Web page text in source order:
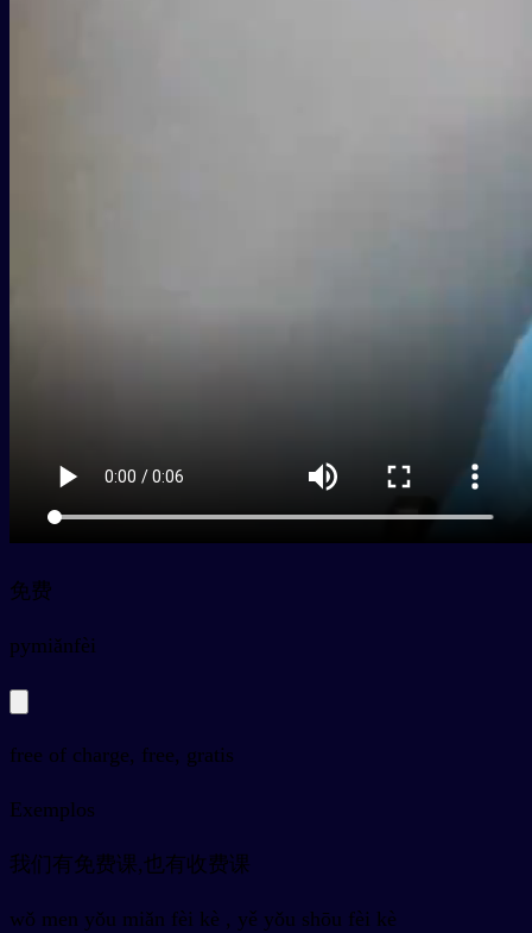
免费
pymiǎnfèi
free of charge, free, gratis
Exemplos
我们有免费课,也有收费课
wǒ men yǒu miǎn fèi kè , yě yǒu shōu fèi kè